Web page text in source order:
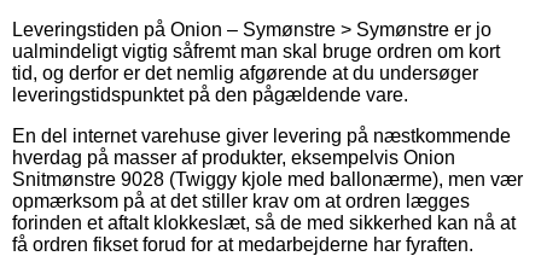
Leveringstiden på Onion – Symønstre > Symønstre er jo
ualmindeligt vigtig såfremt man skal bruge ordren om kort
tid, og derfor er det nemlig afgørende at du undersøger
leveringstidspunktet på den pågældende vare.
En del internet varehuse giver levering på næstkommende
hverdag på masser af produkter, eksempelvis Onion
Snitmønstre 9028 (Twiggy kjole med ballonærme), men vær
opmærksom på at det stiller krav om at ordren lægges
forinden et aftalt klokkeslæt, så de med sikkerhed kan nå at
få ordren fikset forud for at medarbejderne har fyraften.